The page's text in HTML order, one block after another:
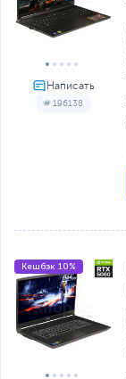
# 196138
Кешбэк 10%